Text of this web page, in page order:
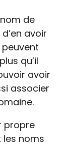
de
avoir
peuvent
qu’il
avoir
associer
propre
les noms